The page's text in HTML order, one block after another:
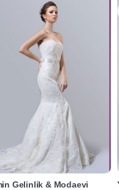
Gelinlik & Modaevi